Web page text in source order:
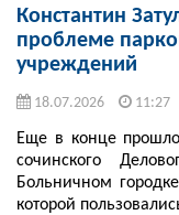
Константин
проблеме
учреждений
18.07.2026 11:27
Еще в конце
сочинского
Больничном
которой